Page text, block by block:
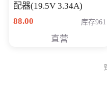
配器(19.5V 3.34A)
88.00
库存961
直营